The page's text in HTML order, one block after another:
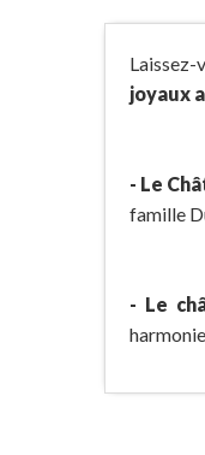
joyaux
- Le
famille
- Le